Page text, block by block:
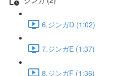
6.ジンガD (1:02)
7.ジンガE (1:37)
8.ジンガF (1:36)